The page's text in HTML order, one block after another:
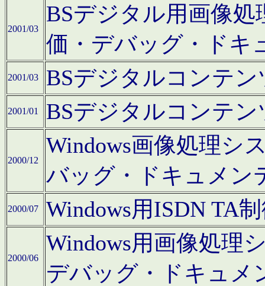
2001/03
BSデジタル用画像
価・デバッグ・ドキ
2001/03 BSデジタルコンテ
2001/01 BSデジタルコンテ
2000/12
Windows画像処理シ
バッグ・ドキュメン
2000/07 Windows用ISDN TA
2000/06
Windows用画像処理
デバッグ・ドキュメ